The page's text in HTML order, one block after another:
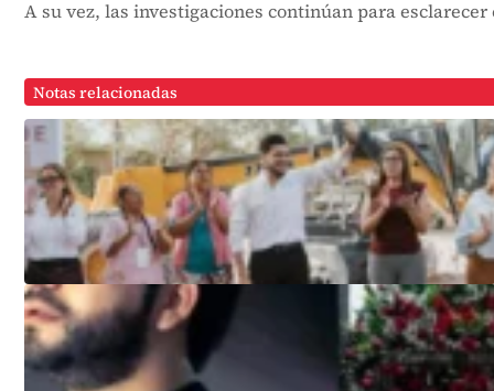
A su vez, las investigaciones continúan para
Notas relacionadas